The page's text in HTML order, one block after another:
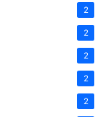
2
2
2
2
2